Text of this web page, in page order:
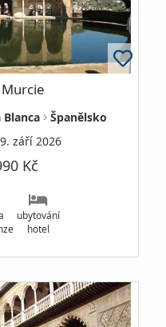
Blanca
Španělsko
září 2026
Kč
ubytování
hotel